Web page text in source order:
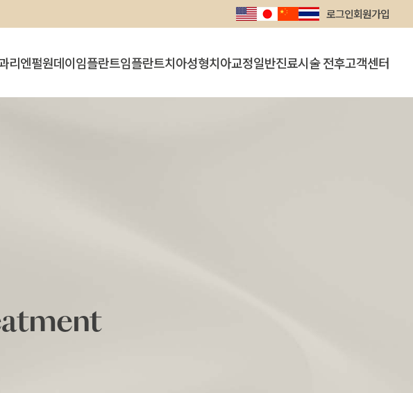
로그인회원가입
시는길
리엔펄원데이임플란트임플란트치아성형치아교정일반진료시술 전후고객센터